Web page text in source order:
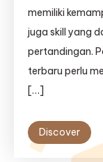
memiliki
juga skill yang
pertandingan.
terbaru perlu
[…]
Discover